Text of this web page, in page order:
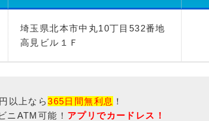
埼玉県北本市中丸10丁目532番地
高見ビル１Ｆ
以上なら365日間無利息 ！
ニATM可能！ アプリでカードレス！